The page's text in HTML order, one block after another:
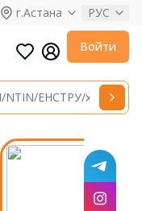
г.Астана РУС
Войти